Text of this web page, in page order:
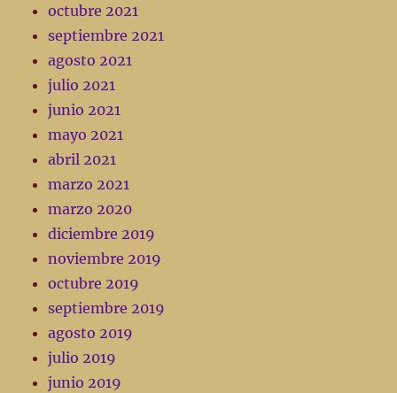
octubre 2021
septiembre 2021
agosto 2021
julio 2021
junio 2021
mayo 2021
abril 2021
marzo 2021
marzo 2020
diciembre 2019
noviembre 2019
octubre 2019
septiembre 2019
agosto 2019
julio 2019
junio 2019